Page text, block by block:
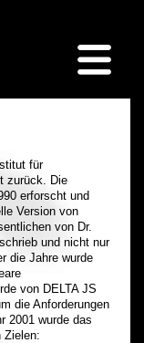
für
zurück. Die
erforscht und
Version von
von Dr.
und nicht nur
die Jahre wurde
von DELTA JS
die Anforderungen
2001 wurde das
Zielen: